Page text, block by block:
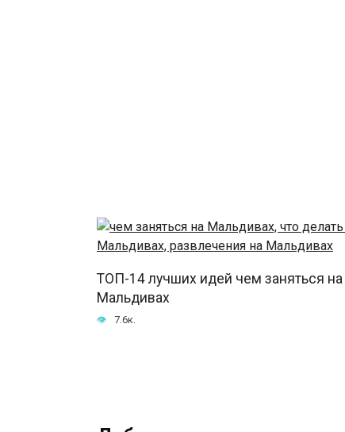
ТОП-14 лучших идей чем заняться на
Мальдивах
7.6к.